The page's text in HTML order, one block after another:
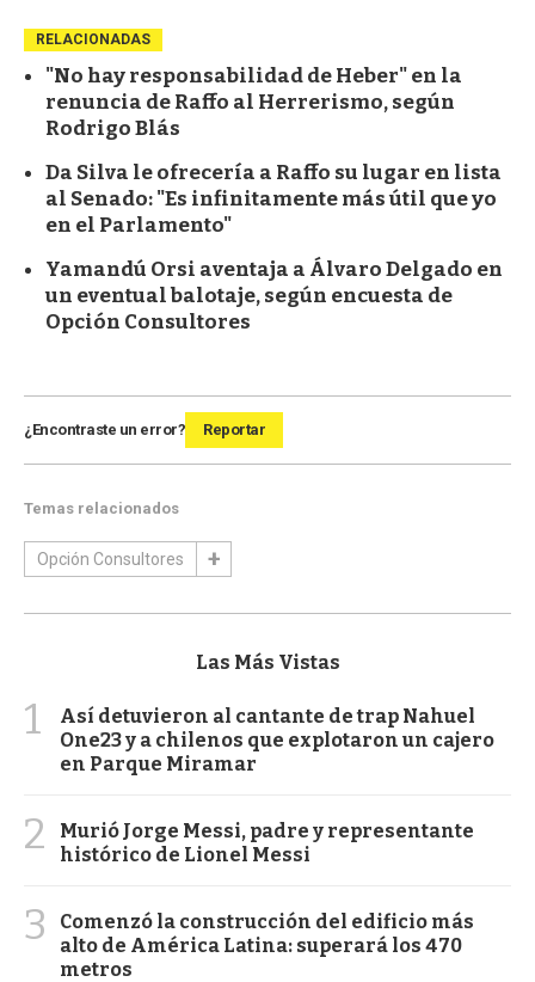
RELACIONADAS
"No hay responsabilidad de Heber" en la
renuncia de Raffo al Herrerismo, según
Rodrigo Blás
Da Silva le ofrecería a Raffo su lugar en lista
al Senado: "Es infinitamente más útil que yo
en el Parlamento"
Yamandú Orsi aventaja a Álvaro Delgado en
un eventual balotaje, según encuesta de
Opción Consultores
¿Encontraste un error? Reportar
Temas relacionados
Opción Consultores
Las Más Vistas
1
Así detuvieron al cantante de trap Nahuel
One23 y a chilenos que explotaron un cajero
en Parque Miramar
2
Murió Jorge Messi, padre y representante
histórico de Lionel Messi
3
Comenzó la construcción del edificio más
alto de América Latina: superará los 470
metros